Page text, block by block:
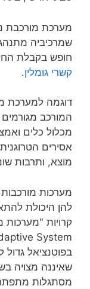
מערכת מורכבת
שמרכיביה
חופש בקבלת
קשרי גומלין.
דוגמה למערכת
המורכב מגורמים
מכלול כלים
אסירים
מוצא, ותרבות
מערכות
להן היכולת
בפוטנציאל גדול
שאיננה מצויה
מסתגלות